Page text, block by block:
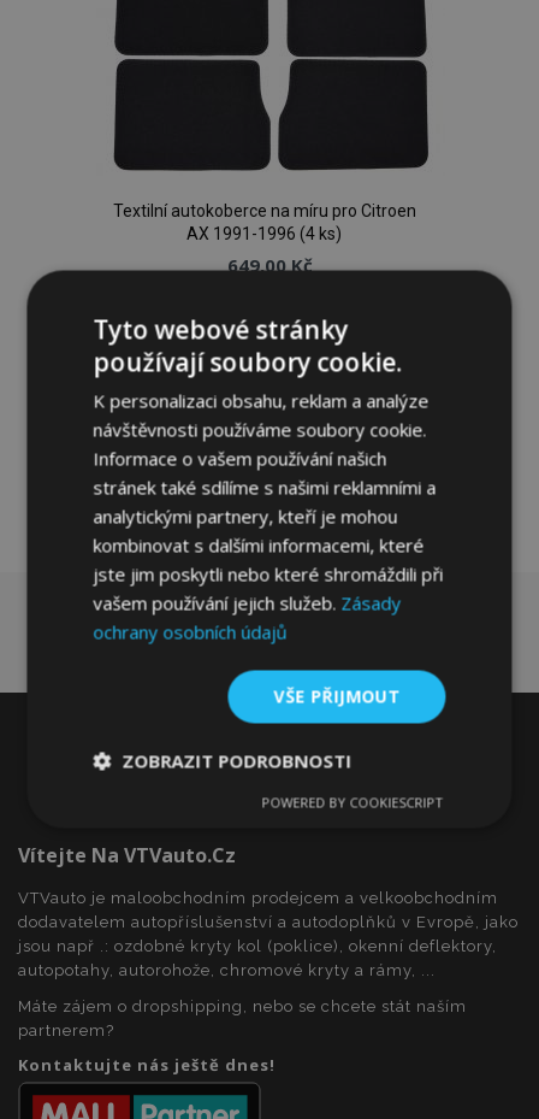
Textilní autokoberce na míru pro Citroen
AX 1991-1996 (4 ks)
649,00 Kč
Přidat Do Košíku
Přidat
k
oblíbeným
Vítejte Na VTVauto.cz
VTVauto je maloobchodním prodejcem a velkoobchodním
dodavatelem autopříslušenství a autodoplňků v Evropě, jako
jsou např .: ozdobné kryty kol (poklice), okenní deflektory,
autopotahy, autorohože, chromové kryty a rámy, ...
Máte zájem o dropshipping, nebo se chcete stát naším
partnerem?
Kontaktujte nás ještě dnes!
Tyto webové stránky
používají soubory cookie.
K personalizaci obsahu, reklam a analýze
návštěvnosti používáme soubory cookie.
Informace o vašem používání našich
stránek také sdílíme s našimi reklamními a
analytickými partnery, kteří je mohou
kombinovat s dalšími informacemi, které
jste jim poskytli nebo které shromáždili při
vašem používání jejich služeb. Zásady
ochrany osobních údajů
VŠE PŘIJMOUT
ZOBRAZIT PODROBNOSTI
soubory
Výkonové
Soubory
Funkční soubory
Nezbytně nutné soubory
POWERED BY COOKIESCRIPT